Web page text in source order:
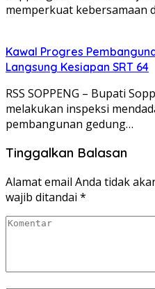
memperkuat kebersamaan
Kawal Progres
Langsung Kesiapan SRT 64
RSS SOPPENG – Bupati
melakukan inspeksi
pembangunan gedung…
Tinggalkan Balasan
Alamat email Anda tidak
wajib ditandai *